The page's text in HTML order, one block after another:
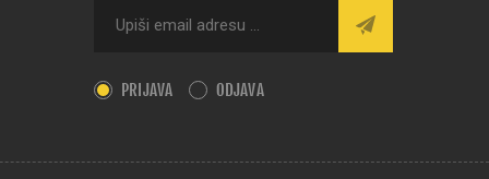
PRIJAVA ODJAVA